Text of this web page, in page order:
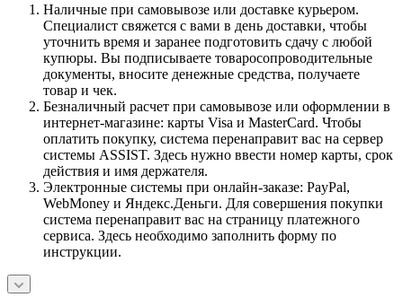
Наличные при самовывозе или доставке курьером.
Специалист свяжется с вами в день доставки, чтобы
уточнить время и заранее подготовить сдачу с любой
купюры. Вы подписываете товаросопроводительные
документы, вносите денежные средства, получаете
товар и чек.
Безналичный расчет при самовывозе или оформлении в
интернет-магазине: карты Visa и MasterCard. Чтобы
оплатить покупку, система перенаправит вас на сервер
системы ASSIST. Здесь нужно ввести номер карты, срок
действия и имя держателя.
Электронные системы при онлайн-заказе: PayPal,
WebMoney и Яндекс.Деньги. Для совершения покупки
система перенаправит вас на страницу платежного
сервиса. Здесь необходимо заполнить форму по
инструкции.